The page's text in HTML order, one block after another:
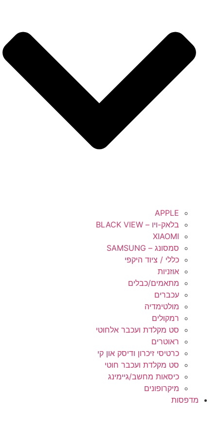
APPLE
בלאק-ויו – BLACK VIEW
XIAOMI
סמסונג – SAMSUNG
כללי / ציוד היקפי
אוזניות
מתאמים/כבלים
עכברים
מולטימדיה
רמקולים
סט מקלדת ועכבר אלחוטי
ראוטרים
כרטיסי זיכרון ודיסק און קי
סט מקלדת ועכבר חוטי
כיסאות מחשב/גיימינג
מיקרופונים
מדפסות